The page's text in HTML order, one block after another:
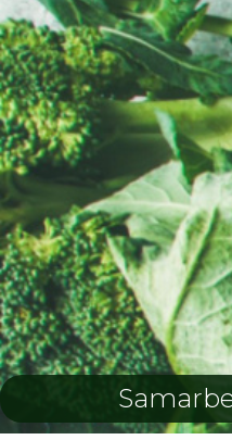
Navn E-